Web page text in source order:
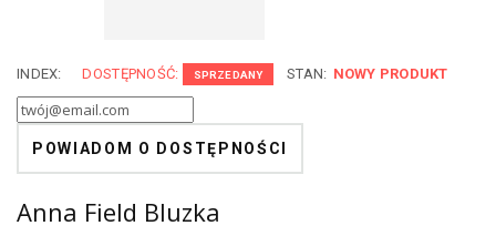
INDEX: DOSTĘPNOŚĆ: SPRZEDANY STAN: NOWY PRODUKT
POWIADOM O DOSTĘPNOŚCI
Anna Field Bluzka